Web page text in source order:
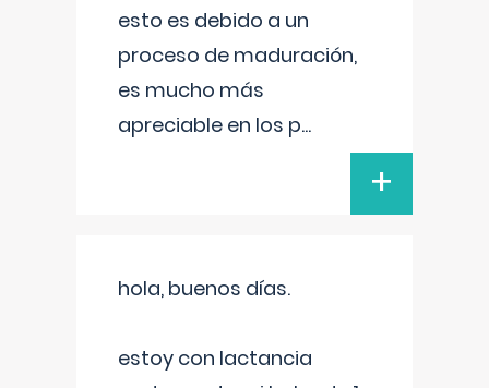
esto es debido a un
proceso de maduración,
es mucho más
apreciable en los p...
+
hola, buenos días.
estoy con lactancia